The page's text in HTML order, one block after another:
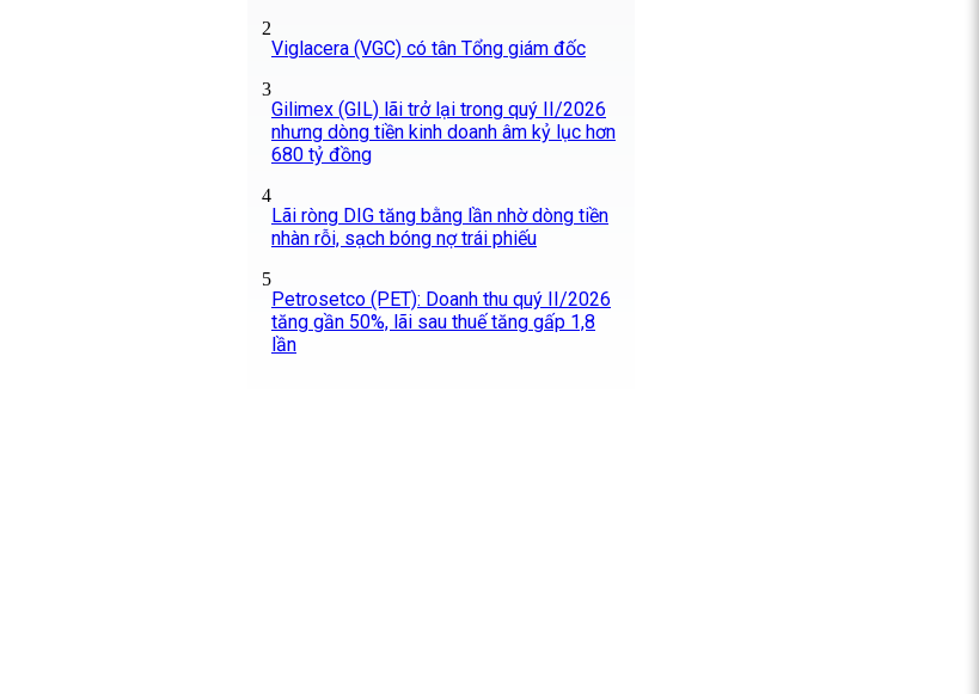
2
Viglacera (VGC) có tân Tổng giám đốc
3
Gilimex (GIL) lãi trở lại trong quý II/2026
nhưng dòng tiền kinh doanh âm kỷ lục hơn
680 tỷ đồng
4
Lãi ròng DIG tăng bằng lần nhờ dòng tiền
nhàn rỗi, sạch bóng nợ trái phiếu
5
Petrosetco (PET): Doanh thu quý II/2026
tăng gần 50%, lãi sau thuế tăng gấp 1,8
lần